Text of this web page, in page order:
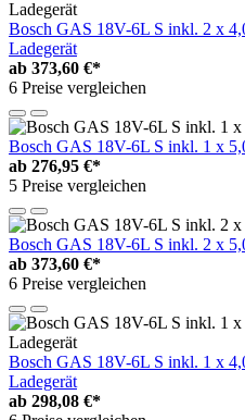
Bosch GAS 18V-6L S inkl. 2 x
Ladegerät
ab 373,60 €*
6 Preise vergleichen
Bosch GAS 18V-6L S inkl. 1 x
ab 276,95 €*
5 Preise vergleichen
Bosch GAS 18V-6L S inkl. 2 x
ab 373,60 €*
6 Preise vergleichen
Bosch GAS 18V-6L S inkl. 1 x
Ladegerät
ab 298,08 €*